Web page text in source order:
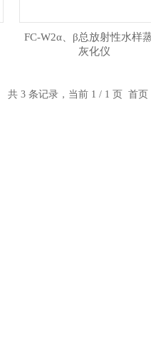
FC-W2α、β总放射性水样
灰化仪
共 3 条记录，当前 1 / 1 页 首